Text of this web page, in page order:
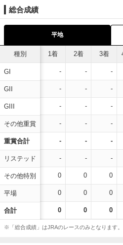
総合成績
平地
種別
GI
GII
GIII
その他重賞
重賞合計
リステッド
その他特別
平場
合計
1着 2着 3着
- - -
- - -
- - -
- - -
- - -
- - -
0 0 0
0 0 0
0 0 0
※「総合成績」はJRAのレースのみとなります。